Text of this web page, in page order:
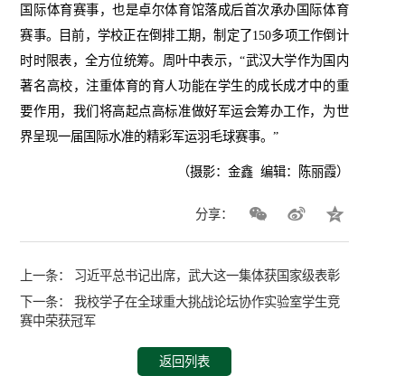
国际体育赛事，也是卓尔体育馆落成后首次承办国际体育
赛事。目前，学校正在倒排工期，制定了150多项工作倒计
时时限表，全方位统筹。周叶中表示，“武汉大学作为国内
著名高校，注重体育的育人功能在学生的成长成才中的重
要作用，我们将高起点高标准做好军运会筹办工作，为世
界呈现一届国际水准的精彩军运羽毛球赛事。”
（摄影：金鑫 编辑：陈丽霞）
分享：
上一条： 习近平总书记出席，武大这一集体获国家级表彰
下一条：我校学子在全球重大挑战论坛协作实验室学生竞
赛中荣获冠军
返回列表